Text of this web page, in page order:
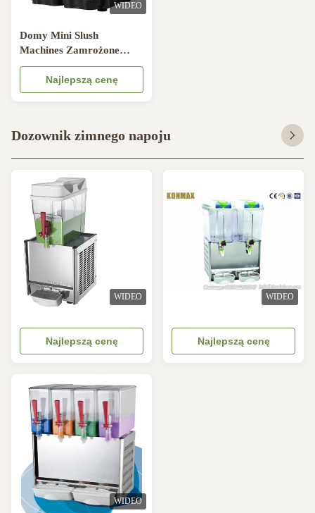
WIDEO
Domy Mini Slush
Machines Zamrożone
napoje Granita Stal
nierdzewna 304 5.8A
Najlepszą cenę
Dozownik zimnego napoju
WIDEO
Najlepszą cenę
WIDEO
Najlepszą cenę
WIDEO